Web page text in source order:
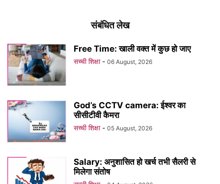
संबंधित लेख
Free Time: खाली वक्त में कुछ हो जाए
सच्ची शिक्षा - 06 August, 2026
God’s CCTV camera: ईश्वर का
सीसीटीवी कैमरा
सच्ची शिक्षा - 05 August, 2026
Salary: अनुशासित हो खर्च तभी सैलरी से
मिलेगा संतोष